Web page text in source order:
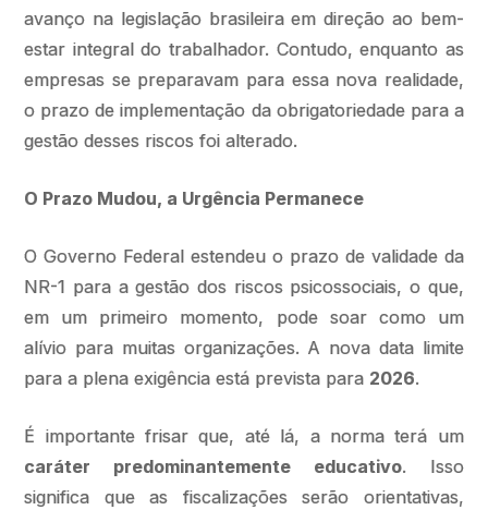
avanço na legislação brasileira em direção ao bem-
estar integral do trabalhador. Contudo, enquanto as
empresas se preparavam para essa nova realidade,
o prazo de implementação da obrigatoriedade para a
gestão desses riscos foi alterado.
O Prazo Mudou, a Urgência Permanece
O Governo Federal estendeu o prazo de validade da
NR-1 para a gestão dos riscos psicossociais, o que,
em um primeiro momento, pode soar como um
alívio para muitas organizações. A nova data limite
para a plena exigência está prevista para 2026.
É importante frisar que, até lá, a norma terá um
caráter predominantemente educativo. Isso
significa que as fiscalizações serão orientativas,